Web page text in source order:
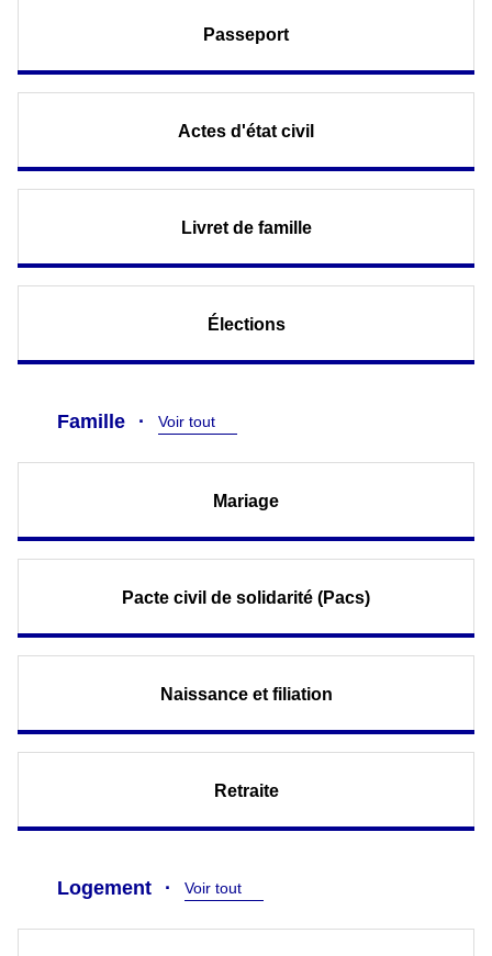
Passeport
Actes d'état civil
Livret de famille
Élections
Famille Voir tout
Mariage
Pacte civil de solidarité (Pacs)
Naissance et filiation
Retraite
Logement Voir tout